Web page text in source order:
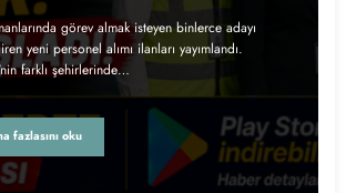
görev almak isteyen binlerce adayı
yeni personel alımı ilanları yayımlandı.
farklı şehirlerinde…
fazlasını oku